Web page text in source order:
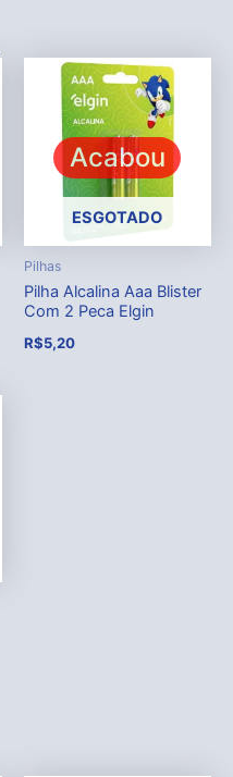
Acabou
ESGOTADO
Pilhas
Pilha Alcalina Aaa Blister
Com 2 Peca Elgin
R$5,20